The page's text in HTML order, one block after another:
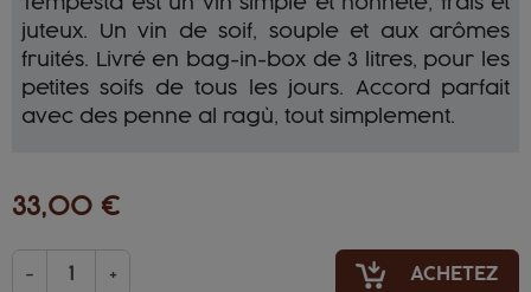
juteux. Un vin de soif, souple et aux arômes
fruités. Livré en bag-in-box de 3 litres, pour les
petites soifs de tous les jours. Accord parfait
avec des penne al ragù, tout simplement.
33,00 €
- + ACHETEZ